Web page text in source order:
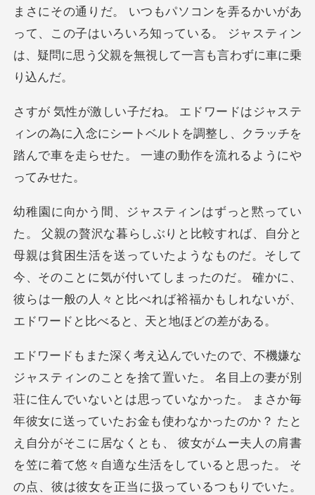
て、この子はいろいろ知っている。 ジャスティン
は、
ンの為に入念にシートベルトを調整し、クラッチを
踏んで
と
母親は貧困生活を送っていたようなものだ。そして
今、そのことに気が付いてしまったのだ。 確か
かったのか？ たと
え自分がそこに居なくとも、 彼女がムー夫人の肩書
を笠に着て悠々自適な生活をしていると思った。 そ
の点、彼は彼女を正当に扱っているつもりでいた。